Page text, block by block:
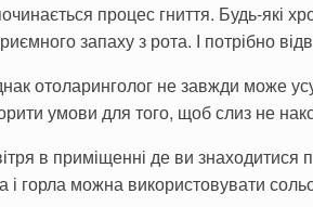
процес гниття. Будь-які
запаху з рота. І потрібно
отоларинголог не завжди може
умови для того, щоб слиз не
в приміщенні де ви
і горла можна використовувати